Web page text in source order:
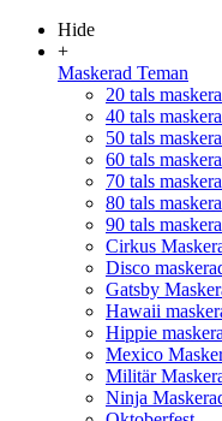
Hide
+
Maskerad Teman
20 tals
40 tals
50 tals
60 tals
70 tals
80 tals
90 tals
Cirkus
Disco
Gatsby
Hawaii
Hippie
Mexico
Militär
Ninja